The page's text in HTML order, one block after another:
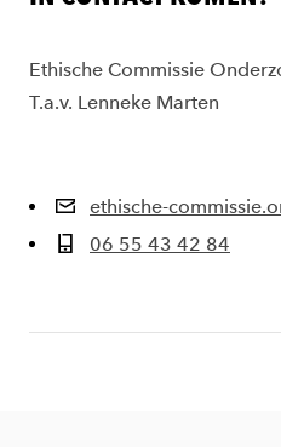
Ethische Commissie
T.a.v. Lenneke Marten
ethische-
06 55 43 42 84